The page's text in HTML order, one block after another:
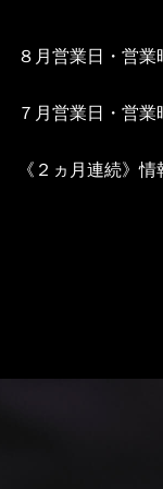
８月営業日・営
７月営業日・営
《２ヵ月連続》